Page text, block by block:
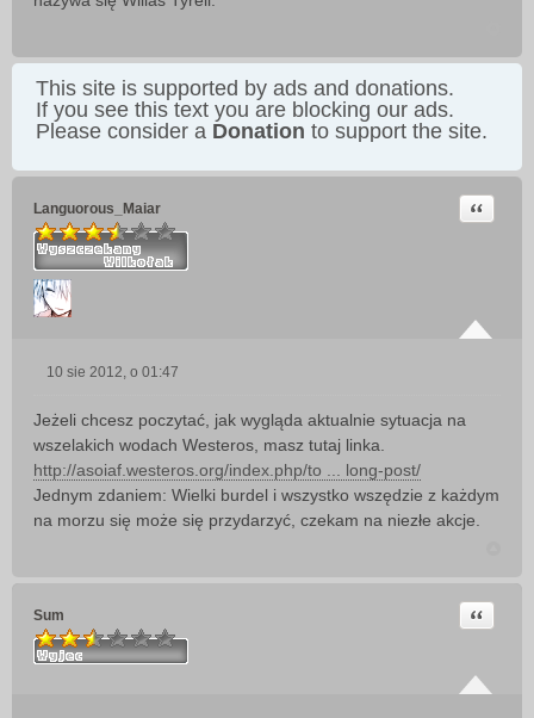
This site is supported by ads and donations.
If you see this text you are blocking our ads.
Please consider a Donation to support the site.
Languorous_Maiar Cytuj
s
t
10 sie 2012, o 01:47
Jeżeli chcesz poczytać, jak wygląda aktualnie sytuacja na
wszelakich wodach Westeros, masz tutaj linka.
http://asoiaf.westeros.org/index.php/to ... long-post/
Jednym zdaniem: Wielki burdel i wszystko wszędzie z każdym
na morzu się może się przydarzyć, czekam na niezłe akcje.
Sum Cytuj